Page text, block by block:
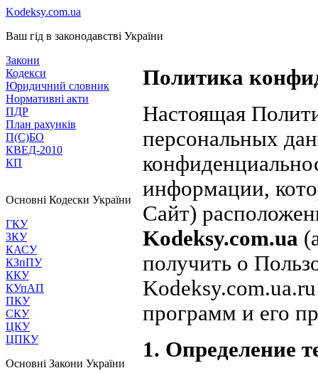
Kodeksy.com.ua
Ваш гід в законодавстві України
Закони
Кодекси
Юридичний словник
Нормативні акти
ПДР
План рахунків
П(С)БО
КВЕД-2010
КП
Основні Кодески України
ГКУ
ЗКУ
КАСУ
КЗпПУ
ККУ
КУпАП
ПКУ
СКУ
ЦКУ
ЦПКУ
Основні Закони України
Политика
Настоящая
персональных
информации,
Сайт)
Kodeksy.com.ua
получить о
программ и его
1. Определение